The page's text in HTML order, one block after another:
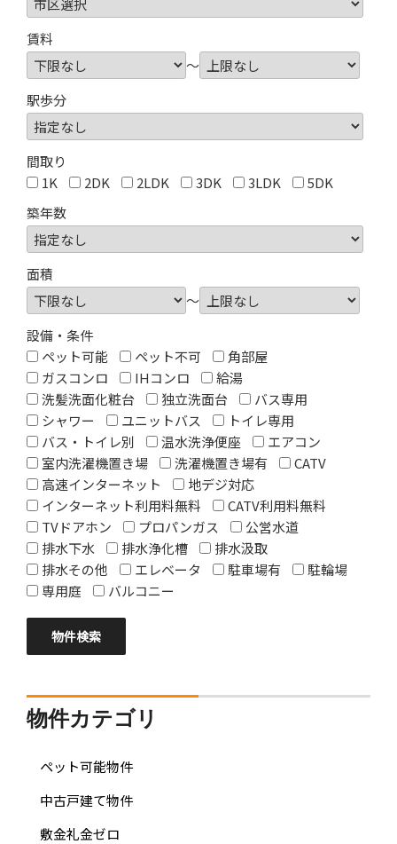
賃料
～
駅歩分
間取り
1K
2DK 2LDK 3DK 3LDK
5DK
築年数
面積
～
設備・条件
ペット可能
ペット不可
角部屋
ガスコンロ
IHコンロ
給湯
洗髪洗面化粧台
独立洗面台
バス専用
シャワー
ユニットバス
トイレ専用
バス・トイレ別
温水洗浄便座
エアコン
室内洗濯機置き場
洗濯機置き場有
CATV
高速インターネット
地デジ対応
インターネット利用料無料
CATV利用料無料
TVドアホン
プロパンガス
公営水道
排水下水
排水浄化槽
排水汲取
排水その他
エレベータ 駐車場有
駐輪場
専用庭
バルコニー
物件カテゴリ
ペット可能物件
中古戸建て物件
敷金礼金ゼロ